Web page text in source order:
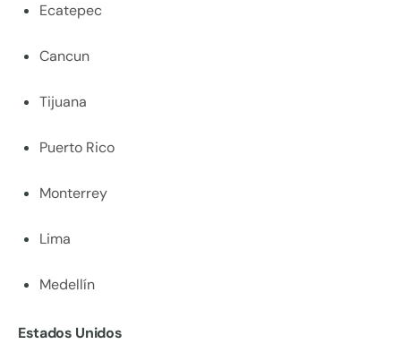
Ecatepec
Cancun
Tijuana
Puerto Rico
Monterrey
Lima
Medellín
Estados Unidos